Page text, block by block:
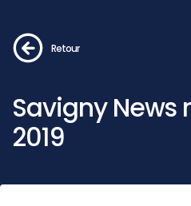
Retour
Savigny News
2019